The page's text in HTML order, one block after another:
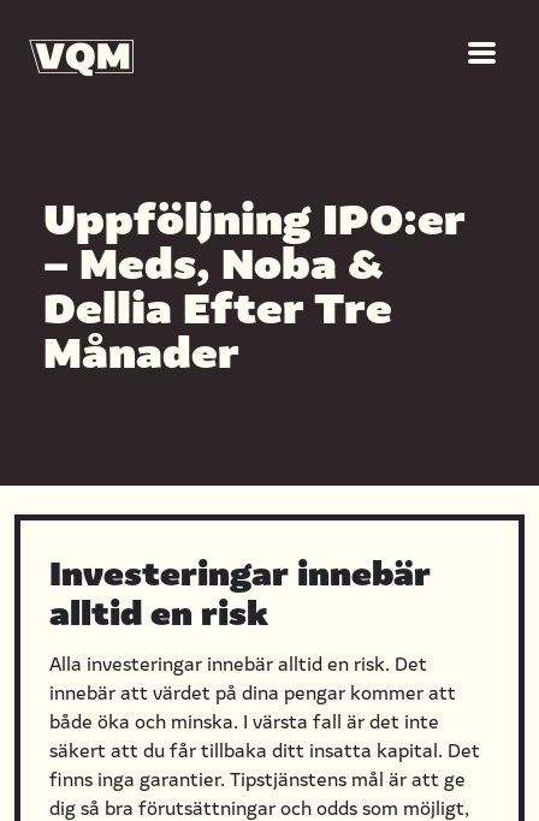
Uppföljning IPO:er
– Meds, Noba &
Dellia Efter Tre
Månader
Investeringar innebär
alltid en risk
Alla investeringar innebär alltid en risk. Det
innebär att värdet på dina pengar kommer att
både öka och minska. I värsta fall är det inte
säkert att du får tillbaka ditt insatta kapital. Det
finns inga garantier. Tipstjänstens mål är att ge
dig så bra förutsättningar och odds som möjligt,